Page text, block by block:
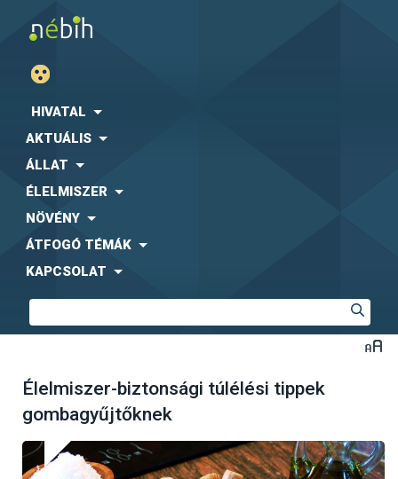
HIVATAL
AKTUÁLIS
ÁLLAT
ÉLELMISZER
NÖVÉNY
ÁTFOGÓ TÉMÁK
KAPCSOLAT
Élelmiszer-biztonsági túlélési tippek
gombagyűjtőknek